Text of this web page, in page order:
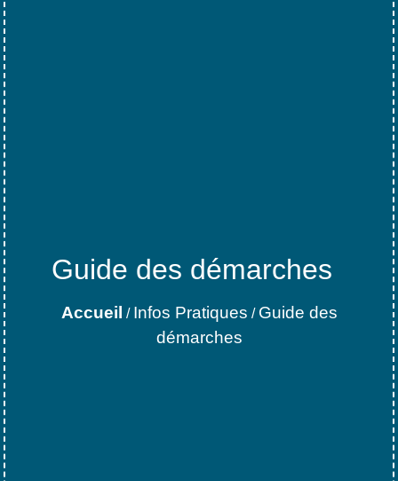
Guide des démarches
Accueil / Infos Pratiques / Guide des
démarches